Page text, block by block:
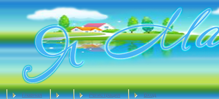
Главная Регистрация Вход